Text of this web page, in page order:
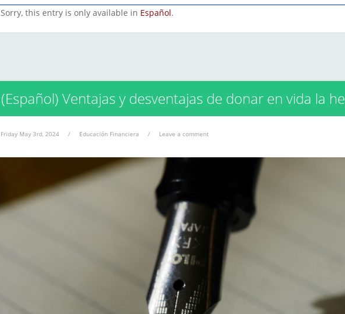
Sorry, this entry is only available in Español.
(Español) Ventajas y desventajas de donar en vida la
Friday May 3rd, 2024 / Educación Financiera / Leave a comment